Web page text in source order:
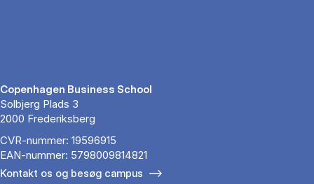
Copenhagen Business School
Solbjerg Plads 3
2000 Frederiksberg
CVR-nummer: 19596915
EAN-nummer: 5798009814821
Kontakt os og besøg campus